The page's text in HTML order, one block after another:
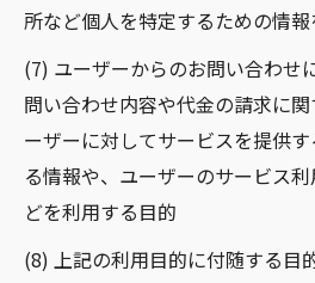
所など個人を特定するための情
(7) ユーザーからのお問い合わせ
問い合わせ内容や代金の請求に
ーザーに対してサービスを提供
る情報や、ユーザーのサービス
どを利用する目的
(8) 上記の利用目的に付随する目